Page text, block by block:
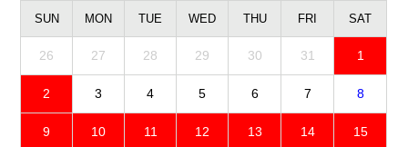
SUN MON TUE WED THU FRI SAT
26 27 28 29 30 31 1
2 3 4 5 6 7 8
9 10 11 12 13 14 15